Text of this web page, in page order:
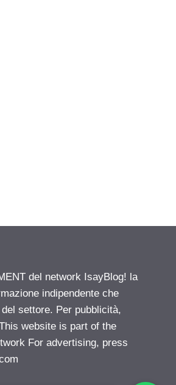
del network IsayBlog! la
indipendente che
settore. Per pubblicità,
website is part of the
For advertising, press